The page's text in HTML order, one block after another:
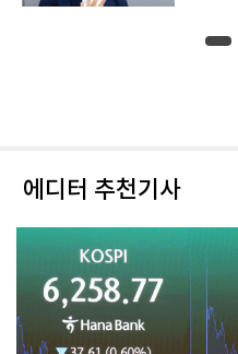
에디터 추천기사